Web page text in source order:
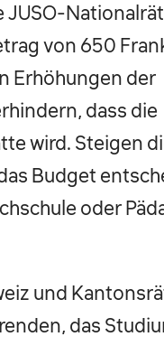
von 650
Erhöhungen der
dass die
wird. Steigen
Budget
oder
und
das